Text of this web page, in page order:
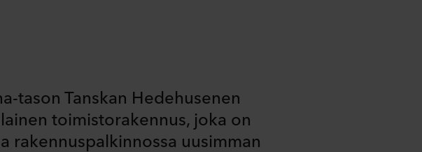
tason Tanskan Hedehusenen
toimistorakennus, joka on
rakennuspalkinnossa uusimman